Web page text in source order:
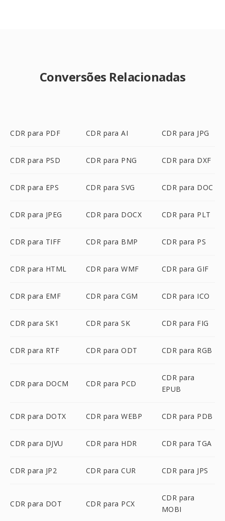
Conversões Relacionadas
CDR para PDF CDR para AI CDR para JPG
CDR para PSD CDR para PNG CDR para DXF
CDR para EPS CDR para SVG CDR para DOC
CDR para JPEG CDR para DOCX CDR para PLT
CDR para TIFF CDR para BMP CDR para PS
CDR para HTML CDR para WMF CDR para GIF
CDR para EMF CDR para CGM CDR para ICO
CDR para SK1 CDR para SK CDR para FIG
CDR para RTF CDR para ODT CDR para RGB
CDR para DOCM CDR para PCD
CDR para
EPUB
CDR para DOTX CDR para WEBP CDR para PDB
CDR para DJVU CDR para HDR CDR para TGA
CDR para JP2 CDR para CUR CDR para JPS
CDR para DOT CDR para PCX
CDR para
MOBI